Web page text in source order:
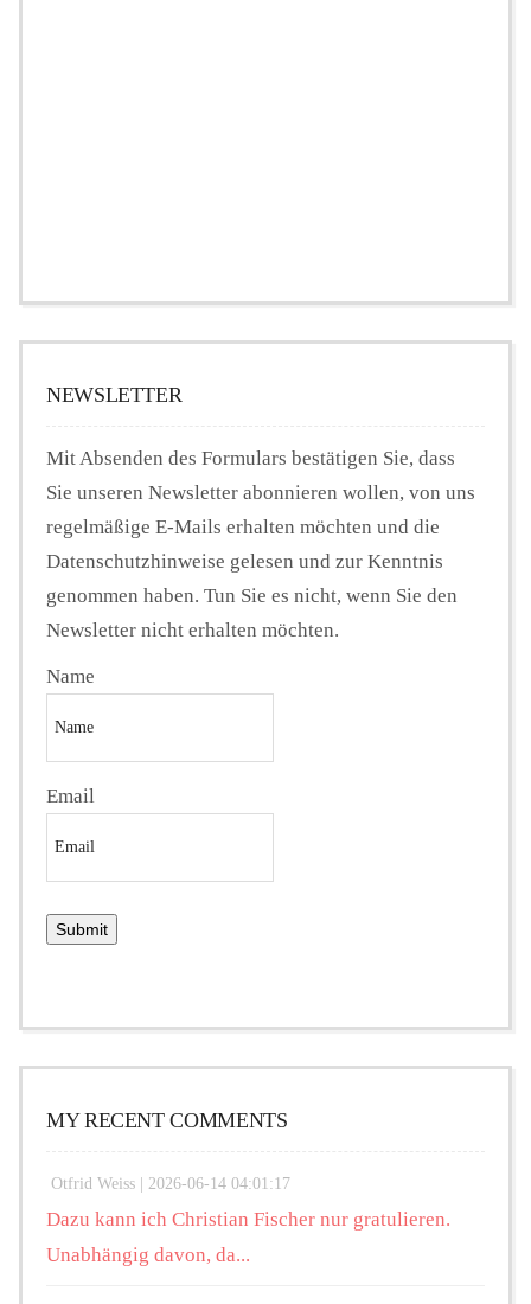
NEWSLETTER
Mit Absenden des Formulars bestätigen Sie, dass
Sie unseren Newsletter abonnieren wollen, von uns
regelmäßige E-Mails erhalten möchten und die
Datenschutzhinweise gelesen und zur Kenntnis
genommen haben. Tun Sie es nicht, wenn Sie den
Newsletter nicht erhalten möchten.
Name
Email
MY RECENT COMMENTS
Otfrid Weiss | 2026-06-14 04:01:17
Dazu kann ich Christian Fischer nur gratulieren.
Unabhängig davon, da...